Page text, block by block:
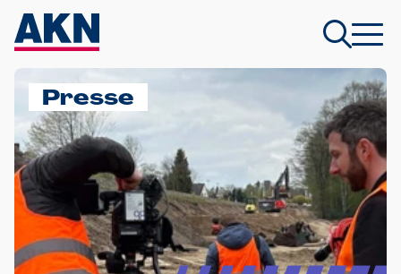
Presse